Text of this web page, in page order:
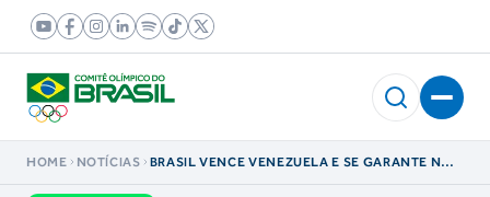
HOME NOTÍCIAS
BRASIL VENCE VENEZUELA E SE GARANTE NA